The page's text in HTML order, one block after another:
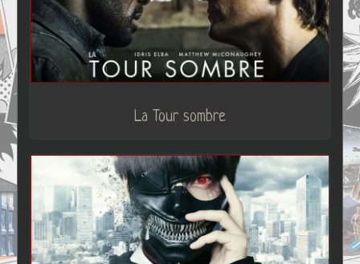
La Tour sombre